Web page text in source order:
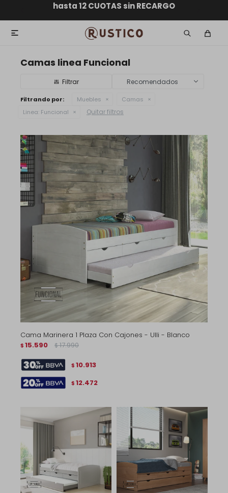
ENVÍOS A TODO EL PAÍS
GARANTÍA DE DEVOLUCIÓN
hasta 12 CUOTAS sin RECARGO
ENVÍO GRATIS dentro de MONTEVIDEO en compras

Camas linea Funcional
Recomendados
Filtrando por: Muebles
Camas
Linea: Funcional Quitar filtros
Cama Marinera 1 Plaza Con Cajones - Ulli - Blanco
$ 15.590 $ 17.990
$ 10.913
$ 12.472